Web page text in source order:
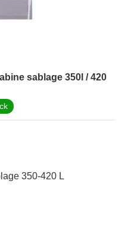
sablage 350l / 420
350-420 L